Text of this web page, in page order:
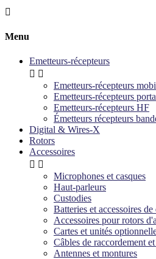

Menu
Emetteurs-récepteurs
 
Emetteurs-récepteurs
Emetteurs-récepteurs
Emetteurs-récepteurs HF
Émetteurs récepteurs
Digital & Wires-X
Rotors
Accessoires
 
Microphones et casques
Haut-parleurs
Custodies
Batteries et accessoires de
Accessoires pour rotors
Cartes et unités
Câbles de raccordement
Antennes et montures